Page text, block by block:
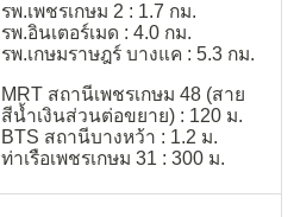
รพ.เพชรเกษม 2 : 1.7 กม.
รพ.อินเตอร์เมด : 4.0 กม.
รพ.เกษมราษฎร์ บางแค : 5.3 กม.
MRT สถานีเพชรเกษม 48 (สาย
สีน้ำเงินส่วนต่อขยาย) : 120 ม.
BTS สถานีบางหว้า : 1.2 ม.
ท่าเรือเพชรเกษม 31 : 300 ม.